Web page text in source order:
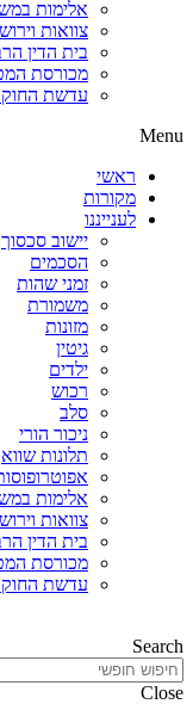
אלימות
צוואות
בית הדין
מכורסת
עדשת
Menu
ראשי
מקורות
לענייננו
יישוב סכסוך
הסכמים
זמני שהות
משמורת
מזונות
גיטין
ילדים
רכוש
סלב
ניכור הורי
תלונות שווא
אלימות
צוואות
בית הדין
מכורסת
עדשת
Search
Close